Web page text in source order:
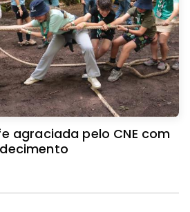
pelo CNE com